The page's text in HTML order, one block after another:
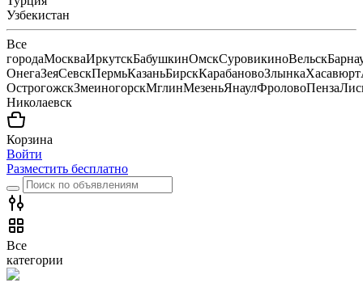
Узбекистан
Все
городаМоскваИркутскБабушкинОмскСуровикиноВельск
ОнегаЗеяСевскПермьКазаньБирскКарабановоЗлынкаХасавюрт
ОстрогожскЗмеиногорскМглинМезеньЯнаулФроловоПенза
Николаевск
Корзина
Войти
Разместить бесплатно
Все
категории